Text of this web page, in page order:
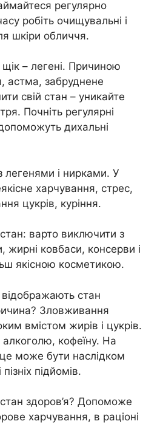
регулярно
робіть очищувальні і
шкіри обличчя.
– легені. Причиною
астма, забруднене
свій стан – уникайте
Почніть регулярні
дихальні
легенями і нирками. У
харчування, стрес,
цукрів, куріння.
варто виключити з
жирні ковбаси, консерви і
якісною косметикою.
відображають стан
Зловживання
вмістом жирів і цукрів.
алкоголю, кофеїну. На
може бути наслідком
підйомів.
здоров’я? Допоможе
харчування, в раціоні